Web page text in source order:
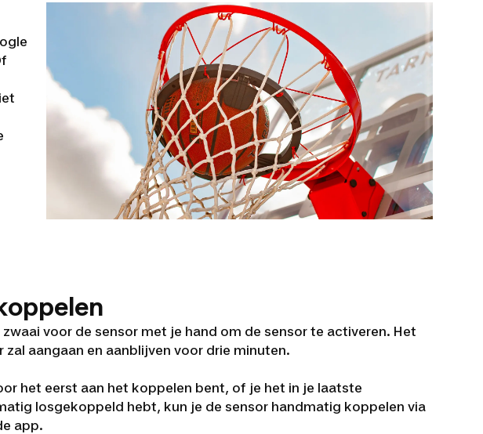
voor de sensor met je hand om de sensor te activeren. Het
zal aangaan en aanblijven voor drie minuten.
het eerst aan het koppelen bent, of je het in je laatste
losgekoppeld hebt, kun je de sensor handmatig koppelen via
app.